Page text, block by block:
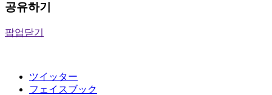
공유하기
팝업닫기
ツイッター
フェイスブック